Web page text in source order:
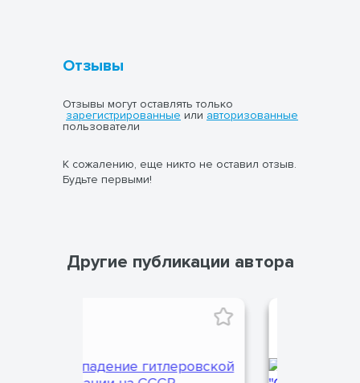
Отзывы
Отзывы могут оставлять только
зарегистрированные или авторизованные
пользователи
К сожалению, еще никто не оставил отзыв.
Будьте первыми!
Другие публикации автора